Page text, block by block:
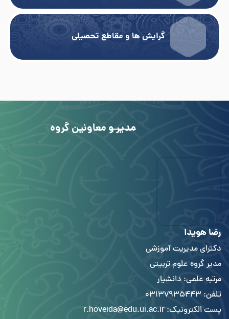
گرایش ها و مقاطع تحصیلی
مدیر و معاونین گروه
رضا هویدا
دکترای مدیریت آموزشی
مدیر گروه علوم تربیتی
مرتبه علمی: دانشیار
تلفن: 03137935443
پست الکترونیک: r.hoveida@edu.ui.ac.ir